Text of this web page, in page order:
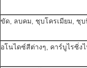
ขัด, ลบคม, ชุบโครเมียม, ชุบ
อโนไดซ์สีต่างๆ, คาร์บูไรซิ่ง